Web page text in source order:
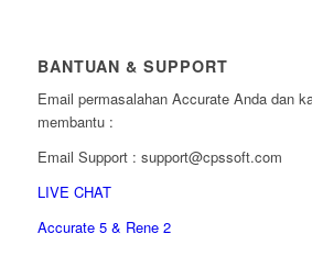
BANTUAN & SUPPORT
Email permasalahan Accurate Anda dan
membantu :
Email Support : support@cpssoft.com
LIVE CHAT
Accurate 5 & Rene 2